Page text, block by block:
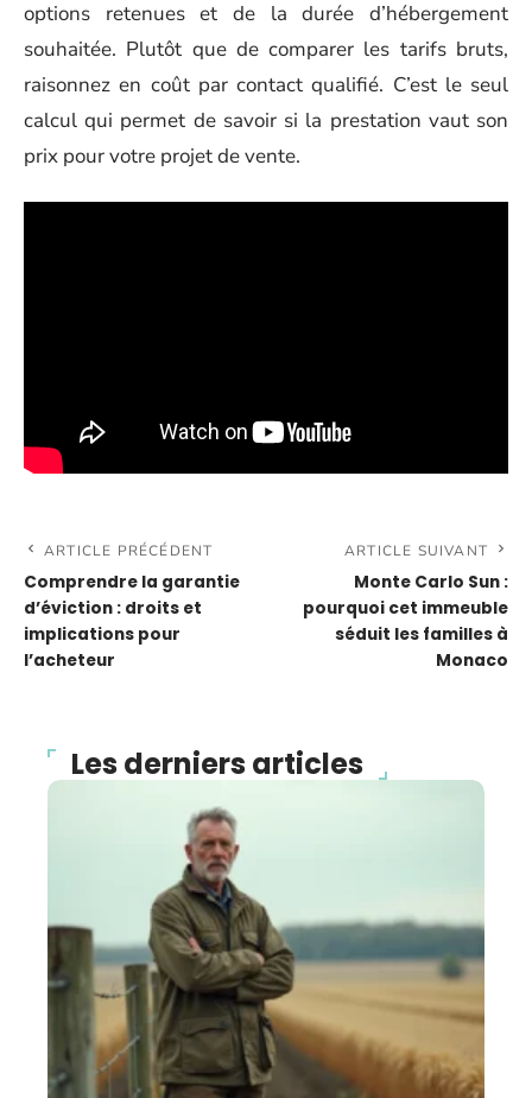
options retenues et de la durée d’hébergement
souhaitée. Plutôt que de comparer les tarifs bruts,
raisonnez en coût par contact qualifié. C’est le seul
calcul qui permet de savoir si la prestation vaut son
prix pour votre projet de vente.
ARTICLE PRÉCÉDENT
Comprendre la garantie
d’éviction : droits et
implications pour
l’acheteur
ARTICLE SUIVANT
Monte Carlo Sun :
pourquoi cet immeuble
séduit les familles à
Monaco
Les derniers articles